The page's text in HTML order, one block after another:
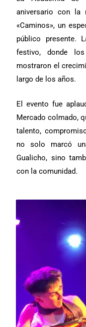
aniversario con la
«Caminos», un
público presente.
festivo, donde
mostraron el
largo de los años.
El evento fue
Mercado colmado,
talento,
no solo marcó
Gualicho, sino
con la comunidad.